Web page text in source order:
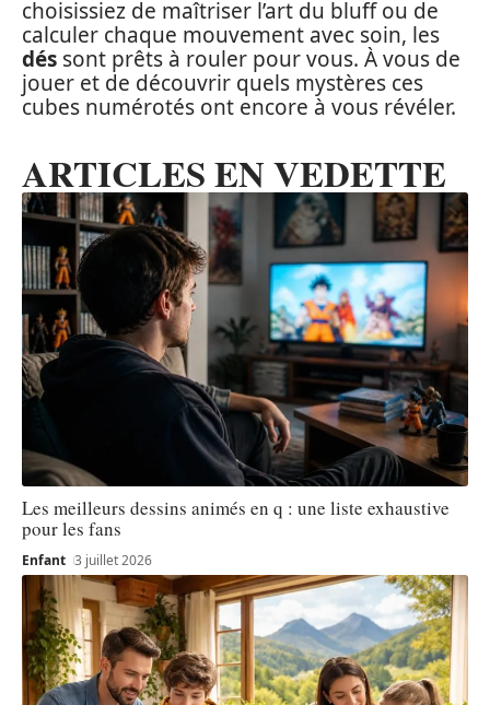
choisissiez de maîtriser l’art du bluff ou de
calculer chaque mouvement avec soin, les
dés sont prêts à rouler pour vous. À vous de
jouer et de découvrir quels mystères ces
cubes numérotés ont encore à vous révéler.
ARTICLES EN VEDETTE
Les meilleurs dessins animés en q : une liste exhaustive
pour les fans
Enfant 3 juillet 2026